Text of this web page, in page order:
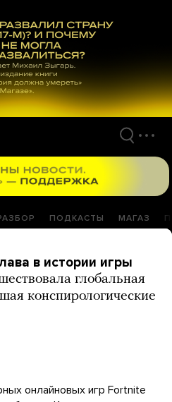
ПОДКАСТЫ МАГАЗ
в истории игры
глобальная
конспирологические
онлайновых игр Fortnite